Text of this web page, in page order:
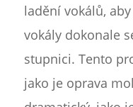
ladění vokálů,
vokály dokonale
stupnici. Tento
jako je oprava